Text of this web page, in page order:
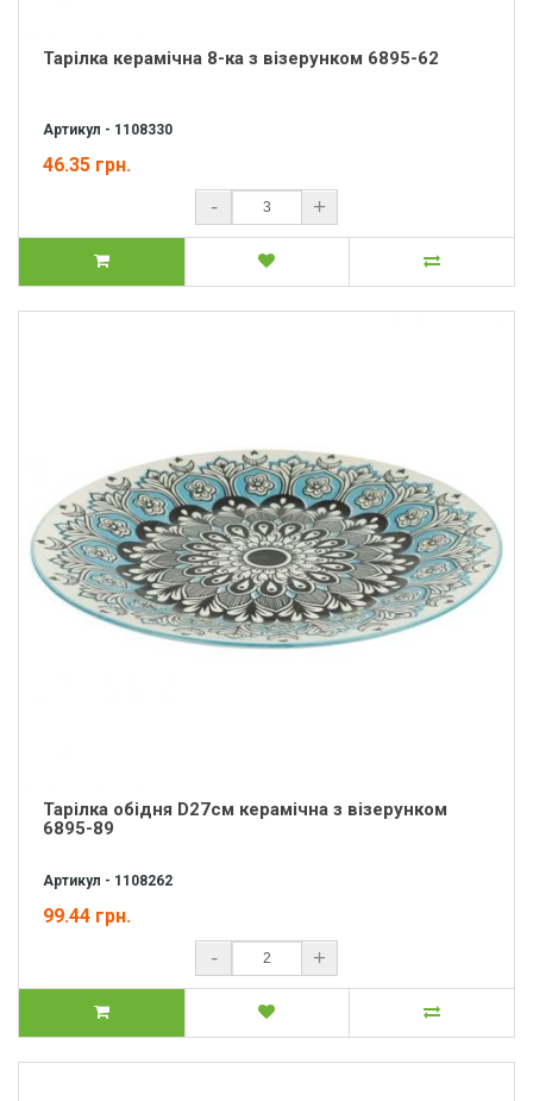
Тарілка керамічна 8-ка з візерунком 6895-62
Артикул - 1108330
46.35 грн.
- +
Тарілка обідня D27см керамічна з візерунком
6895-89
Артикул - 1108262
99.44 грн.
- +